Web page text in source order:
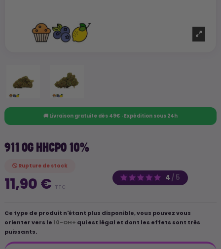
🚚 Livraison gratuite dès 49€ · Expédition sous 24h
911 OG HHCPO 10%
4 / 5
Rupture de stock
11,90 € TTC
Ce type de produit n'étant plus disponible, vous pouvez vous
orienter vers le 10-OH+ qui est légal et dont les effets sont très
puissants.